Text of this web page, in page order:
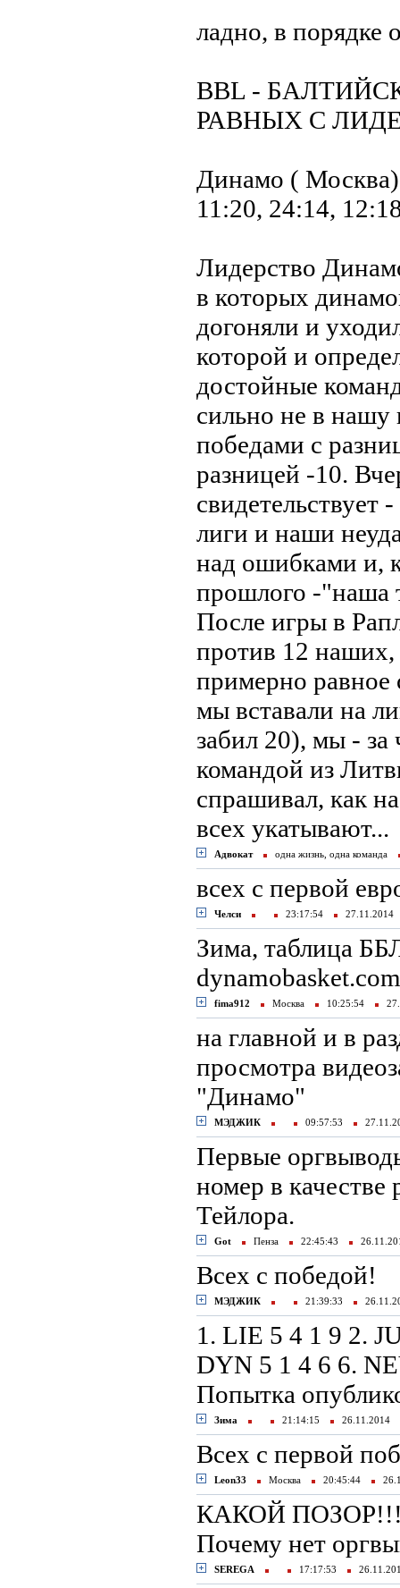
ладно, в порядке
BBL -
РАВНЫХ С
Динамо (
11:20, 24:14,
Лидерство
в которых
догоняли и
которой и
достойные
сильно не в
победами с
разницей -10.
лиги и наши
над ошибками и,
прошлого -"наша
После игры в
против 12 наших,
примерно равное
мы вставали на
забил 20), мы -
командой из
спрашивал, как
всех укатывают...
Адвокат одна жизнь, одна команда
всех с первой
Челси 23:17:54
Зима, таблица
fima912 Москва 10:25:54
на главной и в
просмотра
"Динамо"
МЭДЖИК 09:57:53
Первые
номер в
Тейлора.
Got Пенза 22:45:43
Всех с победой!
МЭДЖИК 21:39:33
1. LIE 5 4 1 9 2.
DYN 5 1 4 6 6.
Попытка
Зима 21:14:15 26.11.2014
Всех с первой
Leon33 Москва 20:45:44
КАКОЙ
Почему нет
SEREGA 17:17:53